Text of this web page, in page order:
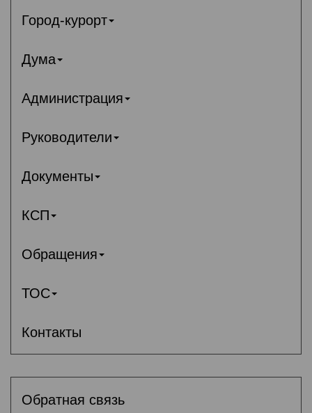
Город-курорт
Дума
Администрация
Руководители
Документы
КСП
Обращения
ТОС
Контакты
Обратная связь